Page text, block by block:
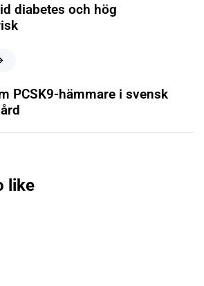
diabetes och hög
PCSK9-hämmare i svensk
like